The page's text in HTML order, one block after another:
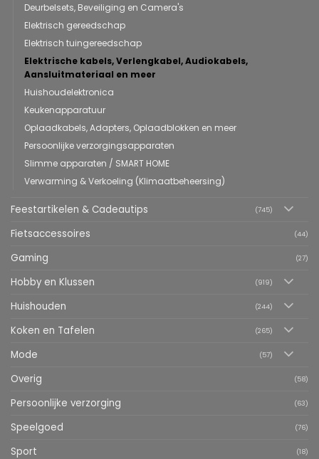
Deurbelsets, Beveiliging en Camera's
Elektrisch gereedschap
Elektrisch tuingereedschap
Elektrische kabels, Verlengkabel, Audiokabels,
Aansluitmateriaal en meer
Huishoudelektronica
Keukenapparatuur
Oplaadkabels, Adapters, Oplaadblokken en meer
Persoonlijke verzorgingsapparaten
Slimme apparaten / SMART HOME
Verwarming & Verkoeling (Klimaatbeheersing)
Feestartikelen & Cadeautips (745)
Fietsaccessoires (44)
Gaming (27)
Hobby en Klussen (919)
Huishouden (244)
Koken en Tafelen (265)
Mode (57)
Overig (58)
Persoonlijke verzorging (63)
Speelgoed (76)
Sport (18)